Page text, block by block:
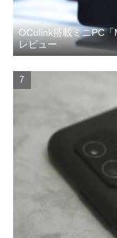
OCulink搭載ミニPC
レビュー